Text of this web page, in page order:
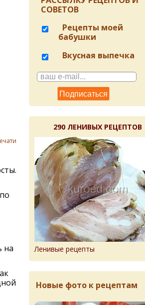
на
СОВЕТОВ
Рецепты моей
бабушки
Вкусная выпечка
290 ЛЕНИВЫХ РЕЦЕПТОВ
Ленивые рецепты
Новые фото к рецептам